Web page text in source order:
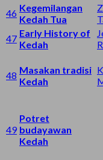
46 Kegemilangan
Kedah Tua
47 Early History of
Kedah
48 Masakan tradisi
Kedah
49
Potret
budayawan
Kedah